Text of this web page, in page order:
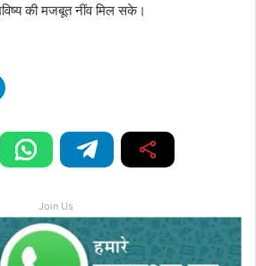
की मजबूत नींव मिल सके।
Join Us